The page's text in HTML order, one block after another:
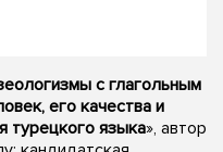
с глагольным
его качества и
турецкого языка», автор